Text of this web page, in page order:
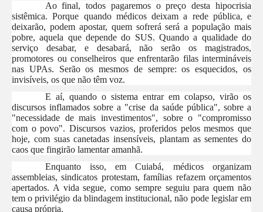
Ao final, todos pagaremos o preço desta hipocrisia
sistêmica. Porque quando médicos deixam a rede pública, e
deixarão, podem apostar, quem sofrerá será a população mais
pobre, aquela que depende do SUS. Quando a qualidade do
serviço desabar, e desabará, não serão os magistrados,
promotores ou conselheiros que enfrentarão filas intermináveis
nas UPAs. Serão os mesmos de sempre: os esquecidos, os
invisíveis, os que não têm voz.
E aí, quando o sistema entrar em colapso, virão os
discursos inflamados sobre a "crise da saúde pública", sobre a
"necessidade de mais investimentos", sobre o "compromisso
com o povo". Discursos vazios, proferidos pelos mesmos que
hoje, com suas canetadas insensíveis, plantam as sementes do
caos que fingirão lamentar amanhã.
Enquanto isso, em Cuiabá, médicos organizam
assembleias, sindicatos protestam, famílias refazem orçamentos
apertados. A vida segue, como sempre seguiu para quem não
tem o privilégio da blindagem institucional, não pode legislar em
causa própria.